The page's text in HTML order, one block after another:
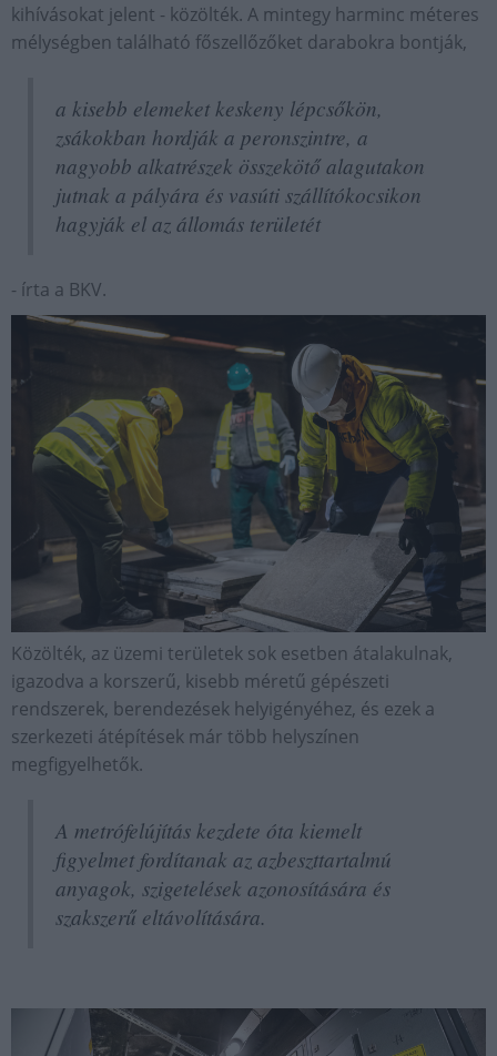
kihívásokat jelent - közölték. A mintegy harminc méteres
mélységben található főszellőzőket darabokra bontják,
a kisebb elemeket keskeny lépcsőkön,
zsákokban hordják a peronszintre, a
nagyobb alkatrészek összekötő alagutakon
jutnak a pályára és vasúti szállítókocsikon
hagyják el az állomás területét
- írta a BKV.
Közölték, az üzemi területek sok esetben átalakulnak,
igazodva a korszerű, kisebb méretű gépészeti
rendszerek, berendezések helyigényéhez, és ezek a
szerkezeti átépítések már több helyszínen
megfigyelhetők.
A metrófelújítás kezdete óta kiemelt
figyelmet fordítanak az azbeszttartalmú
anyagok, szigetelések azonosítására és
szakszerű eltávolítására.